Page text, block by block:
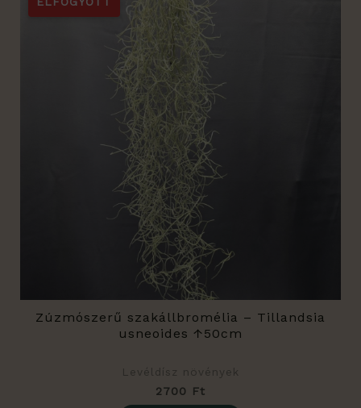
Zúzmószerű szakállbromélia – Tillandsia
usneoides ↑50cm
Levéldísz növények
2700 Ft